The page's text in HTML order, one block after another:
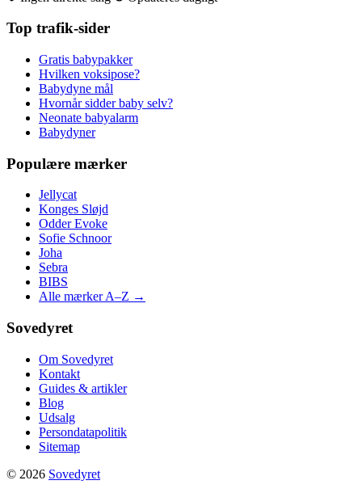
Top trafik-sider
Gratis babypakker
Hvilken voksipose?
Babydyne mål
Hvornår sidder baby selv?
Neonate babyalarm
Babydyner
Populære mærker
Jellycat
Konges Sløjd
Odder Evoke
Sofie Schnoor
Joha
Sebra
BIBS
Alle mærker A–Z →
Sovedyret
Om Sovedyret
Kontakt
Guides & artikler
Blog
Udsalg
Persondatapolitik
Sitemap
© 2026 Sovedyret